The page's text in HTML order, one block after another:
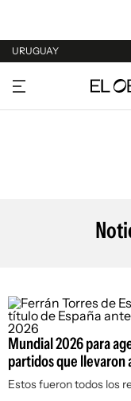
URUGUAY
URUGUAY
ARGENTINA
Mundial 2026 para
partidos que llevaron
Estos fueron todos los